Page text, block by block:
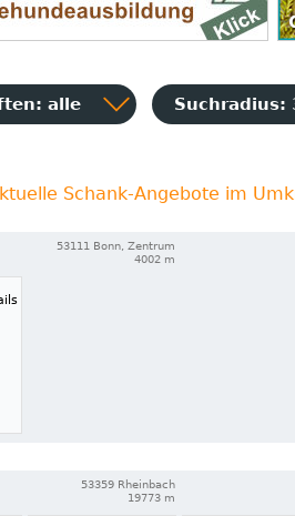
alle Suchradius:
Schank-Angebote im
53111 Bonn, Zentrum
4002 m
53359 Rheinbach
19773 m